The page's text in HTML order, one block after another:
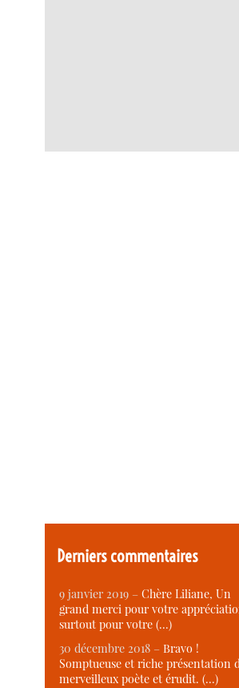
Derniers commentaires
9 janvier 2019 –Chère Liliane, Un
grand merci pour votre
surtout pour votre (…)
30 décembre 2018 –Bravo !
Somptueuse et riche présentation
merveilleux poète et érudit. (…)